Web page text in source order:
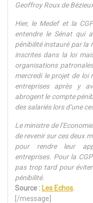
Geoffroy Roux de
Hier, le Medef et la
entendre le Sénat qui
pénibilité instauré par la
inscrites dans la loi
organisations
mercredi le projet de loi
entreprises après y
abrogent le compte
des salariés lors d’une
Le ministre de
de revenir sur ces deux
pour rendre leur
entreprises. Pour la
pas trop tard pour
pénibilité.
Source : Les Echos.
[/message]